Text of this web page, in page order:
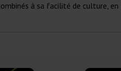
à sa facilité de culture,